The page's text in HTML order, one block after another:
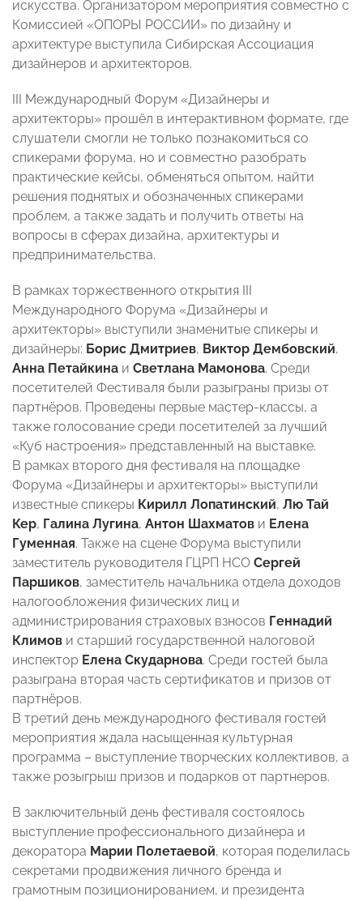
искусства. Организатором мероприятия совместно с
Комиссией «ОПОРЫ РОССИИ» по дизайну и
архитектуре выступила Сибирская Ассоциация
дизайнеров и архитекторов.
III Международный Форум «Дизайнеры и
архитекторы» прошёл в интерактивном формате, где
слушатели смогли не только познакомиться со
спикерами форума, но и совместно разобрать
практические кейсы, обменяться опытом, найти
решения поднятых и обозначенных спикерами
проблем, а также задать и получить ответы на
вопросы в сферах дизайна, архитектуры и
предпринимательства.
В рамках торжественного открытия III
Международного Форума «Дизайнеры и
архитекторы» выступили знаменитые спикеры и
дизайнеры: Борис Дмитриев, Виктор Дембовский,
Анна Петайкина и Светлана Мамонова. Среди
посетителей Фестиваля были разыграны призы от
партнёров. Проведены первые мастер-классы, а
также голосование среди посетителей за лучший
«Куб настроения» представленный на выставке.
В рамках второго дня фестиваля на площадке
Форума «Дизайнеры и архитекторы» выступили
известные спикеры Кирилл Лопатинский, Лю Тай
Кер, Галина Лугина, Антон Шахматов и Елена
Гуменная. Также на сцене Форума выступили
заместитель руководителя ГЦРП НСО Сергей
Паршиков, заместитель начальника отдела доходов
налогообложения физических лиц и
администрирования страховых взносов Геннадий
Климов и старший государственной налоговой
инспектор Елена Скударнова. Среди гостей была
разыграна вторая часть сертификатов и призов от
партнёров.
В третий день международного фестиваля гостей
мероприятия ждала насыщенная культурная
программа – выступление творческих коллективов, а
также розыгрыш призов и подарков от партнеров.
В заключительный день фестиваля состоялось
выступление профессионального дизайнера и
декоратора Марии Полетаевой, которая поделилась
секретами продвижения личного бренда и
грамотным позиционированием, и президента